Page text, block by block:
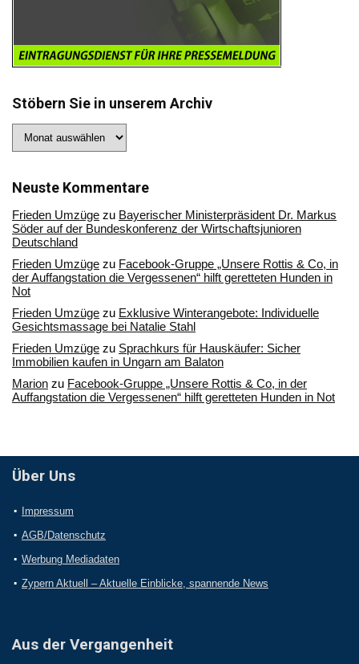
Stöbern Sie in unserem Archiv
Sie
Archiv
Neuste Kommentare
Frieden Umzüge zu Bayerischer Ministerpräsident Dr. Markus
Söder auf der Bundeskonferenz der Wirtschaftsjunioren
Deutschland
Frieden Umzüge zu Facebook-Gruppe „Unsere Rottis & Co, in
der Auffangstation die Vergessenen“ hilft geretteten Hunden in
Not
Frieden Umzüge zu Exklusive Winterangebote: Individuelle
Gesichtsmassage bei Natalie Stahl
Frieden Umzüge zu Sprachkurs für Hauskäufer: Sicher
Immobilien kaufen in Ungarn am Balaton
Marion zu Facebook-Gruppe „Unsere Rottis & Co, in der
Auffangstation die Vergessenen“ hilft geretteten Hunden in Not
Über Uns
Impressum
AGB/Datenschutz
Werbung Mediadaten
Zypern Aktuell – Aktuelle Einblicke, spannende News
Aus der Vergangenheit